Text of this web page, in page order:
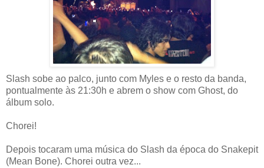
Slash sobe ao palco, junto com Myles e o resto da banda,
pontualmente às 21:30h e abrem o show com Ghost, do
álbum solo.
Chorei!
Depois tocaram uma música do Slash da época do Snakepit
(Mean Bone). Chorei outra vez...